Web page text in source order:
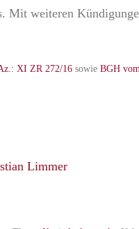
Mit weiteren
XI ZR 272/16 sowie BGH
Limmer